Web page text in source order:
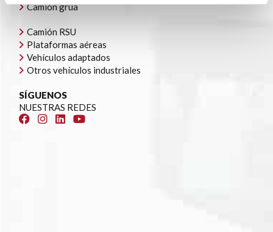
Camión grúa
Camión RSU
Plataformas aéreas
Vehículos adaptados
Otros vehículos industriales
SÍGUENOS
NUESTRAS REDES